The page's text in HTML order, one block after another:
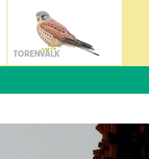
TORENVALK